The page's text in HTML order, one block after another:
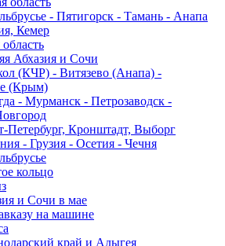
- Пятигорск - Тамань - Анапа
Кемер
Абхазия и Сочи
(КЧР) - Витязево (Анапа) -
(Крым)
- Мурманск - Петрозаводск -
Петербург, Кронштадт, Выборг
- Грузия - Осетия - Чечня
кольцо
и Сочи в мае
на машине
край и Адыгея